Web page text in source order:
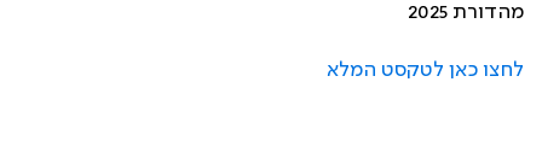
מהדורת 2025
לחצו כאן לטקסט המלא